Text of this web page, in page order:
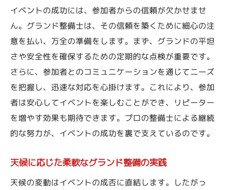
イベントの成功には、参加者からの信頼が欠かせませ
ん。グランド整備士は、その信頼を築くために細心の注
意を払い、万全の準備をします。まず、グランドの平坦
さや安全性を確保するための定期的な点検が重要です。
さらに、参加者とのコミュニケーションを通じてニーズ
を把握し、迅速な対応を心掛けます。これにより、参加
者は安心してイベントを楽しむことができ、リピーター
を増やす効果も期待できます。プロの整備士による継続
的な努力が、イベントの成功を裏で支えているのです。
天候に応じた柔軟なグランド整備の実践
天候の変動はイベントの成否に直結します。したがっ